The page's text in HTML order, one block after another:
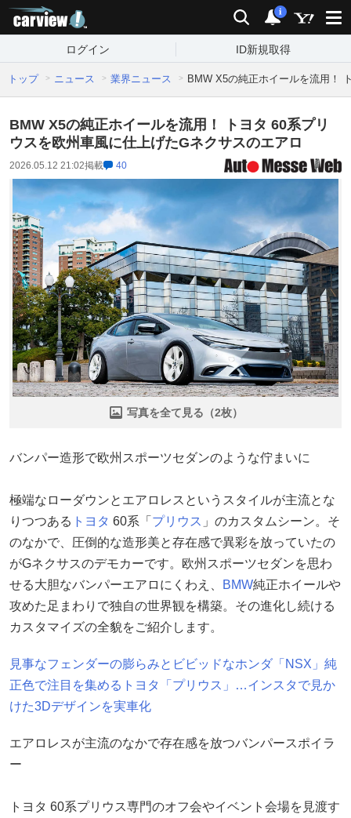
検索 通知
i
ログイン ID新規取得
トップ ニュース 業界ニュース BMW X5の純正ホイールを流用！
BMW X5の純正ホイールを流用！ トヨタ 60系プリ
ウスを欧州車風に仕上げたGネクサスのエアロ
2026.05.12 21:02掲載 40
写真を全て見る（2枚）
バンパー造形で欧州スポーツセダンのような佇まいに
極端なローダウンとエアロレスというスタイルが主流とな
りつつある トヨタ 60系「 プリウス 」のカスタムシーン。そ
のなかで、圧倒的な造形美と存在感で異彩を放っていたの
がGネクサスのデモカーです。欧州スポーツセダンを思わ
せる大胆なバンパーエアロにくわえ、
BMW純正ホイールや
攻めた足まわりで独自の世界観を構築。その進化し続ける
カスタマイズの全貌をご紹介します。
見事なフェンダーの膨らみとビビッドなホンダ「NSX」純
正色で注目を集めるトヨタ「プリウス」…インスタで見か
けた3Dデザインを実車化
エアロレスが主流のなかで存在感を放つバンパースポイラ
ー
トヨタ 60系プリウス専門のオフ会やイベント会場を見渡す